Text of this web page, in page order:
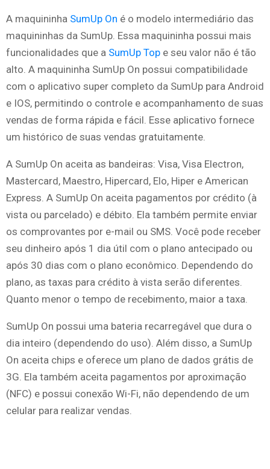
A maquininha SumUp On é o modelo intermediário das
maquininhas da SumUp. Essa maquininha possui mais
funcionalidades que a SumUp Top e seu valor não é tão
alto. A maquininha SumUp On possui compatibilidade
com o aplicativo super completo da SumUp para Android
e IOS, permitindo o controle e acompanhamento de suas
vendas de forma rápida e fácil. Esse aplicativo fornece
um histórico de suas vendas gratuitamente.
A SumUp On aceita as bandeiras: Visa, Visa Electron,
Mastercard, Maestro, Hipercard, Elo, Hiper e American
Express. A SumUp On aceita pagamentos por crédito (à
vista ou parcelado) e débito. Ela também permite enviar
os comprovantes por e-mail ou SMS. Você pode receber
seu dinheiro após 1 dia útil com o plano antecipado ou
após 30 dias com o plano econômico. Dependendo do
plano, as taxas para crédito à vista serão diferentes.
Quanto menor o tempo de recebimento, maior a taxa.
SumUp On possui uma bateria recarregável que dura o
dia inteiro (dependendo do uso). Além disso, a SumUp
On aceita chips e oferece um plano de dados grátis de
3G. Ela também aceita pagamentos por aproximação
(NFC) e possui conexão Wi-Fi, não dependendo de um
celular para realizar vendas.